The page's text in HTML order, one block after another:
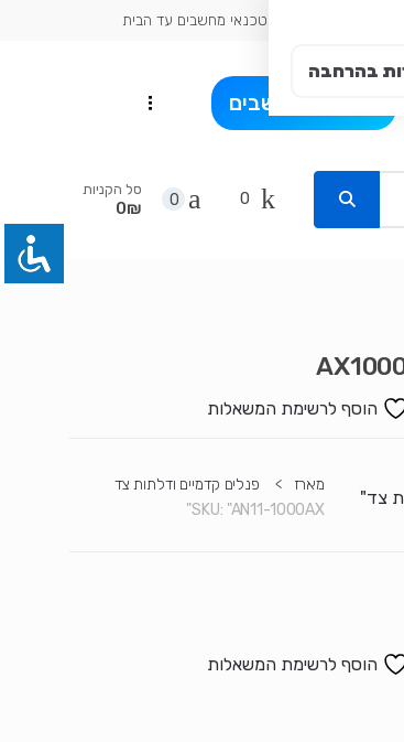
בהרחבה
טכנאי מחשבים עד הבית
בלוג מחשבים ...
0
0
סל הקניות
0₪
הוסף לרשימת המשאלות
צד"
מארז >
פנלים קדמיים ודלתות צד
SKU: "AN11-1000AX"
הוסף לרשימת המשאלות